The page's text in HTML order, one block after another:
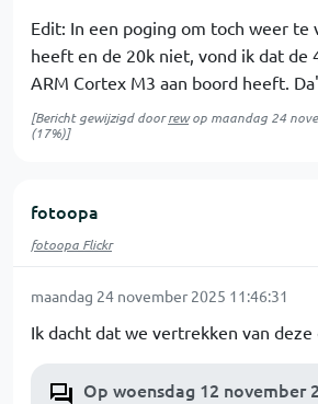
Edit: In een poging om toch weer te
heeft en de 20k niet, vond ik dat de
ARM Cortex M3 aan boord heeft.
[Bericht gewijzigd doorrewop maandag 24
(17%)]
fotoopa
fotoopa Flickr
maandag 24 november 2025 11:46:31
Ik dacht dat we vertrekken van deze
Op woensdag 12 november